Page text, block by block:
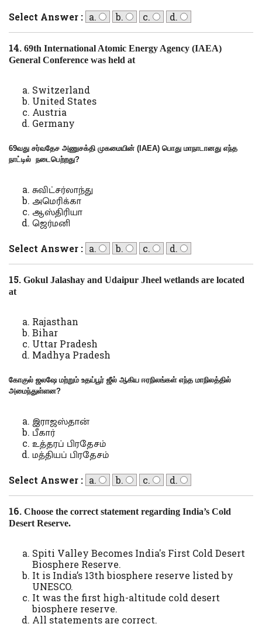
Select Answer : a. b. c. d.
14.69th International Atomic Energy Agency (IAEA)
General Conference was heldat
Switzerland
United States
Austria
Germany
69வது சர்வதேச அணுசக்தி முகமையின் ( IAEA)பொது மாநாடானது எந்த
நாட்டில் நடைபெற்றது?
சுவிட்சர்லாந்து
அமெரிக்கா
ஆஸ்திரியா
ஜெர்மனி
Select Answer : a. b. c. d.
15.Gokul Jalashay and Udaipur Jheel wetlands are located
at
Rajasthan
Bihar
Uttar Pradesh
Madhya Pradesh
கோகுல் ஜலஷே மற்றும் உதய்பூர் ஜீல் ஆகிய ஈரநிலங்கள் எந்த மாநிலத்தில்
அமைந்துள்ளன?
இராஜஸ்தான்
பீகார்
உத்தரப் பிரதேசம்
மத்தியப் பிரதேசம்
Select Answer : a. b. c. d.
16.Choose the correct statement regarding India’s Cold
Desert Reserve.
Spiti Valley Becomes India's First Cold Desert
Biosphere Reserve.
It is India’s 13th biosphere reserve listed by
UNESCO.
It was the first high-altitude cold desert
biosphere reserve.
All statements are correct.